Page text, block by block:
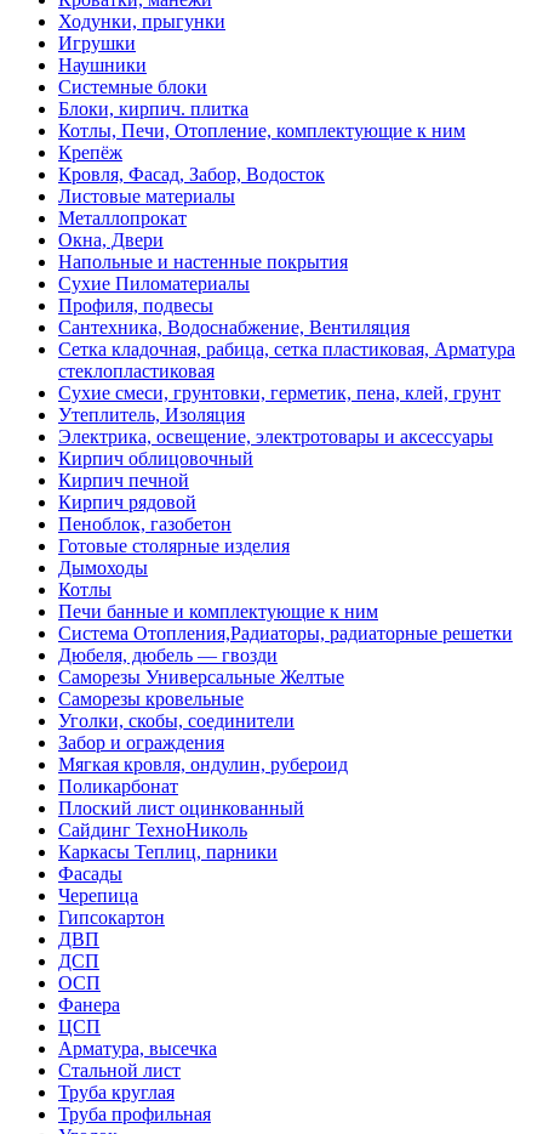
Ходунки, прыгунки
Игрушки
Наушники
Системные блоки
Блоки, кирпич. плитка
Котлы, Печи, Отопление, комплектующие к ним
Крепёж
Кровля, Фасад, Забор, Водосток
Листовые материалы
Металлопрокат
Окна, Двери
Напольные и настенные покрытия
Сухие Пиломатериалы
Профиля, подвесы
Сантехника, Водоснабжение, Вентиляция
Сетка кладочная, рабица, сетка пластиковая, Арматура
стеклопластиковая
Сухие смеси, грунтовки, герметик, пена, клей, грунт
Утеплитель, Изоляция
Электрика, освещение, электротовары и аксессуары
Кирпич облицовочный
Кирпич печной
Кирпич рядовой
Пеноблок, газобетон
Готовые столярные изделия
Дымоходы
Котлы
Печи банные и комплектующие к ним
Система Отопления,Радиаторы, радиаторные решетки
Дюбеля, дюбель — гвозди
Саморезы Универсальные Желтые
Саморезы кровельные
Уголки, скобы, соединители
Забор и ограждения
Мягкая кровля, ондулин, рубероид
Поликарбонат
Плоский лист оцинкованный
Сайдинг ТехноНиколь
Каркасы Теплиц, парники
Фасады
Черепица
Гипсокартон
ДВП
ДСП
ОСП
Фанера
ЦСП
Арматура, высечка
Стальной лист
Труба круглая
Труба профильная